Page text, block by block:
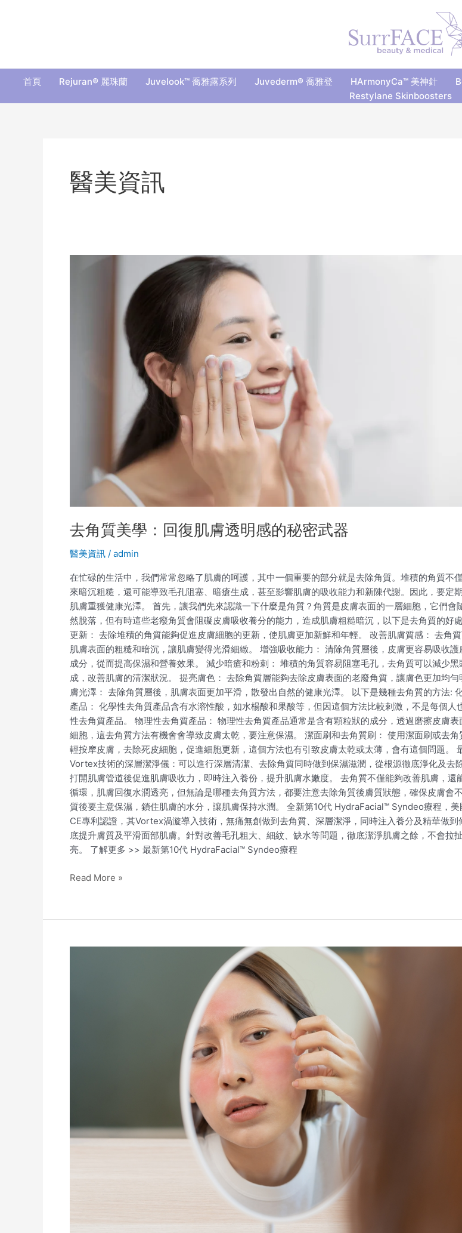
首頁 Rejuran® 麗珠蘭 Juvelook™ 喬雅露系列 Juvederm® 喬雅登 HArmonyCa™ 美神針
Restylane Skinboosters
醫美資訊
去角質美學：回復肌膚透明感的秘密武器
醫美資訊 / admin
在忙碌的生活中，我們常常忽略了肌膚的呵護，其中一個重要的部分就是去除角質。堆積的角質不
來暗沉粗糙，還可能導致毛孔阻塞、暗瘡生成，甚至影響肌膚的吸收能力和新陳代謝。因此，要定
肌膚重獲健康光澤。 首先，讓我們先來認識一下什麼是角質？角質是皮膚表面的一層細胞，它們會
然脫落，但有時這些老癈角質會阻礙皮膚吸收養分的能力，造成肌膚粗糙暗沉，以下是去角質的好
更新： 去除堆積的角質能夠促進皮膚細胞的更新，使肌膚更加新鮮和年輕。 改善肌膚質感： 去角
肌膚表面的粗糙和暗沉，讓肌膚變得光滑細緻。 增強吸收能力： 清除角質層後，皮膚更容易吸收護
成分，從而提高保濕和營養效果。 減少暗瘡和粉刺： 堆積的角質容易阻塞毛孔，去角質可以減少黑
成，改善肌膚的清潔狀況。 提亮膚色： 去除角質層能夠去除皮膚表面的老廢角質，讓膚色更加均勻
膚光澤： 去除角質層後，肌膚表面更加平滑，散發出自然的健康光澤。 以下是幾種去角質的方法:
產品： 化學性去角質產品含有水溶性酸，如水楊酸和果酸等，但因這個方法比較剌激，不是每個人
性去角質產品。 物理性去角質產品： 物理性去角質產品通常是含有顆粒狀的成分，透過磨擦皮膚表
細胞，這去角質方法有機會會導致皮膚太乾，要注意保濕。 潔面刷和去角質刷： 使用潔面刷或去角
輕按摩皮膚，去除死皮細胞，促進細胞更新，這個方法也有引致皮膚太乾或太薄，會有這個問題。
Vortex技術的深層潔淨儀：可以進行深層清潔、去除角質同時做到保濕滋潤，從根源徹底淨化及去
打開肌膚管道後促進肌膚吸收力，即時注入養份，提升肌膚水嫩度。 去角質不僅能夠改善肌膚，還
循環，肌膚回復水潤透亮，但無論是哪種去角質方法，都要注意去除角質後膚質狀態，確保皮膚會
質後要主意保濕，鎖住肌膚的水分，讓肌膚保持水潤。 全新第10代 HydraFacial™ Syndeo療程，美
CE專利認證，其Vortex渦漩導入技術，無痛無創做到去角質、深層潔淨，同時注入養分及精華做到
底提升膚質及平滑面部肌膚。針對改善毛孔粗大、細紋、缺水等問題，徹底潔淨肌膚之餘，不會拉
亮。 了解更多 >> 最新第10代 HydraFacial™ Syndeo療程
Read More »
果
可